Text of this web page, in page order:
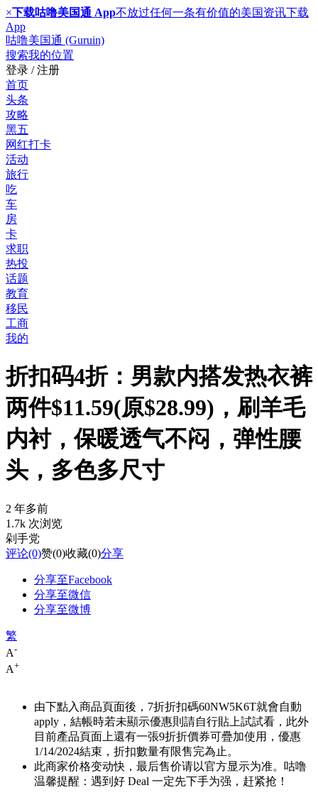
×下载咕噜美国通 App不放过任何一条有价值的美国资讯下载
App
咕噜美国通 (Guruin)
搜索我的位置
登录 / 注册
首页
头条
攻略
黑五
网红打卡
活动
旅行
吃
车
房
卡
求职
热投
话题
教育
移民
工商
我的
折扣码4折：男款内搭发热衣裤
两件$11.59(原$28.99)，刷羊毛
内衬，保暖透气不闷，弹性腰
头，多色多尺寸
2 年多前
1.7k 次浏览
剁手党
评论(0)赞(0)收藏(0)分享
分享至Facebook
分享至微信
分享至微博
繁
A-
A+
由下點入商品頁面後，7折折扣碼60NW5K6T就會自動
apply，結帳時若未顯示優惠則請自行貼上試試看，此外
目前產品頁面上還有一張9折折價券可疊加使用，優惠
1/14/2024結束，折扣數量有限售完為止。
此商家价格变动快，最后售价请以官方显示为准。咕噜
温馨提醒：遇到好 Deal 一定先下手为强，赶紧抢！